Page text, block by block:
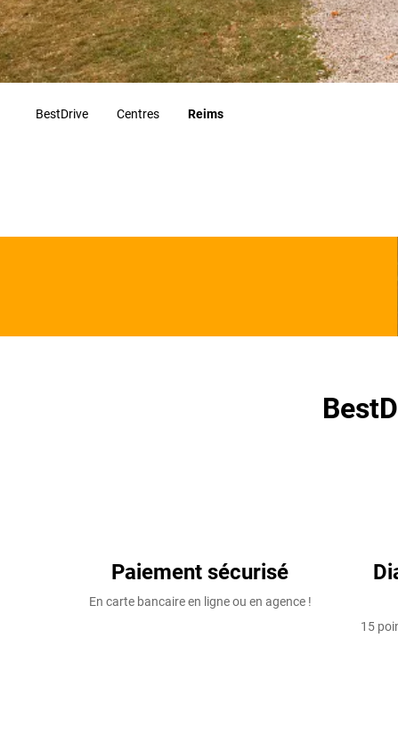
BestDrive Centres Reims
Paiement sécurisé
En carte bancaire en ligne ou en agence !
15